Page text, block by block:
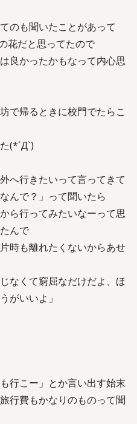
のも聞いたことがあって
花だと思ってたので
良かったかもなって内心思
で帰るときに校門でたらこ
(*´Д`)
へ行きたいって言ってきて
んで？」って聞いたら
ら行ってみたいなーって思
んで
時も離れたくないからあせ
なくて窮屈なだけだよ、ほ
がいいよ」
行こー」とか言い出す始末
行費もかなりのものって聞